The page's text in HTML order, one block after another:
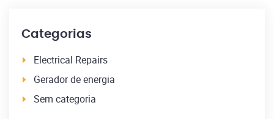
Categorias
Electrical Repairs
Gerador de energia
Sem categoria